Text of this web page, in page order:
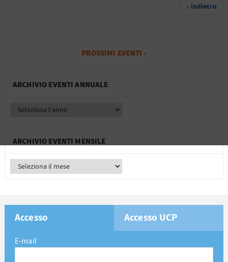
‹ indietro
PROSSIMI EVENTI ›
ARCHIVIO EVENTI ANNUALE
ARCHIVIO EVENTI MENSILE
Accesso Accesso UCP
E-mail